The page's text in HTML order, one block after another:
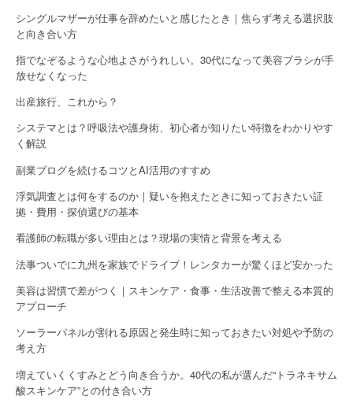
シングルマザーが仕事を辞めたいと感じたとき｜焦らず考える選択肢
と向き合い方
指でなぞるような心地よさがうれしい。30代になって美容ブラシが手
放せなくなった
出産旅行、これから？
システマとは？呼吸法や護身術、初心者が知りたい特徴をわかりやす
く解説
副業ブログを続けるコツとAI活用のすすめ
浮気調査とは何をするのか｜疑いを抱えたときに知っておきたい証
拠・費用・探偵選びの基本
看護師の転職が多い理由とは？現場の実情と背景を考える
法事ついでに九州を家族でドライブ！レンタカーが驚くほど安かった
美容は習慣で差がつく｜スキンケア・食事・生活改善で整える本質的
アプローチ
ソーラーパネルが割れる原因と発生時に知っておきたい対処や予防の
考え方
増えていくくすみとどう向き合うか。40代の私が選んだ“トラネキサム
酸スキンケア”との付き合い方